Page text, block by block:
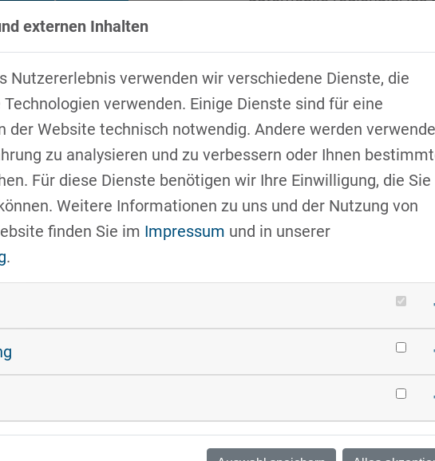
qualifié.
toute
capteurs
un
"Devenir
de
garantir
Avec
l'objectif
sein de
Développer une vision
être l'avenir du secteur
automobiles dans la
Cluster manager
uwe.pfeil
techbase.de
externen Inhalten
Nutzererlebnis verwenden wir verschiedene Dienste, die
verwenden. Einige Dienste sind für eine
der Website technisch notwendig. Andere werden
zu analysieren und zu verbessern oder Ihnen
Für diese Dienste benötigen wir Ihre Einwilligung, die Sie
Weitere Informationen zu uns und der Nutzung von
finden Sie im Impressum und in unserer
.